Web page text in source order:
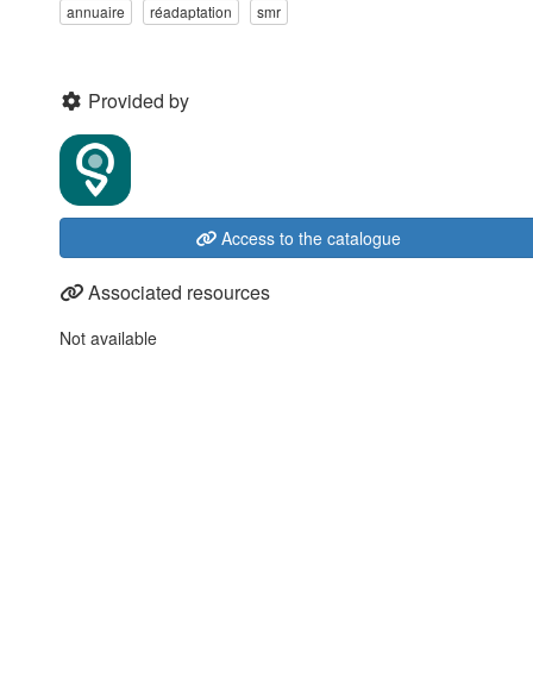
annuaire réadaptation smr
Provided by
Access to the catalogue
Associated resources
Not available